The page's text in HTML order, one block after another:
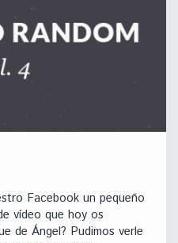
Facebook un pequeño
vídeo que hoy os
de Ángel? Pudimos verle